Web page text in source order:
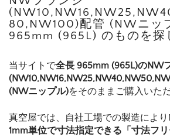
80,NW100)配管 (NWニッ
965mm (965L) のものを探
当サイトで全長 965mm (965L)のNW
(NWニップル)をそのままご購入いた
真空屋では、自社工場での製造によ
1mm単位で寸法指定できる「寸法フリ